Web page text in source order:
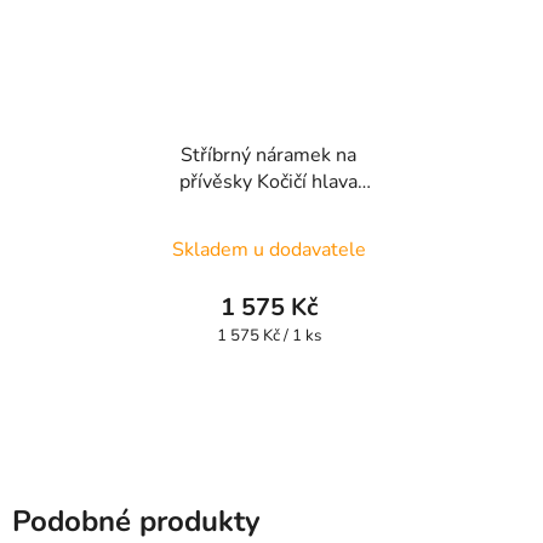
Stříbrný náramek na
přívěsky Kočičí hlava
Skladem u dodavatele
1 575 Kč
Měrná
1 575 Kč / 1 ks
Podobné produkty